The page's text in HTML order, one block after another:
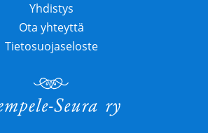
Yhdistys
Ota yhteyttä
Tietosuojaseloste